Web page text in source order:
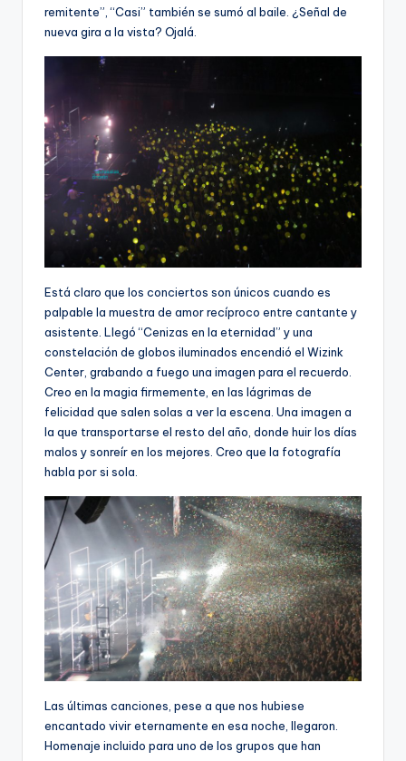
remitente”, “Casi” también se sumó al baile. ¿Señal de
nueva gira a la vista? Ojalá.
Está claro que los conciertos son únicos cuando es
palpable la muestra de amor recíproco entre cantante y
asistente. Llegó “Cenizas en la eternidad” y una
constelación de globos iluminados encendió el Wizink
Center, grabando a fuego una imagen para el recuerdo.
Creo en la magia firmemente, en las lágrimas de
felicidad que salen solas a ver la escena. Una imagen a
la que transportarse el resto del año, donde huir los días
malos y sonreír en los mejores. Creo que la fotografía
habla por si sola.
Las últimas canciones, pese a que nos hubiese
encantado vivir eternamente en esa noche, llegaron.
Homenaje incluido para uno de los grupos que han